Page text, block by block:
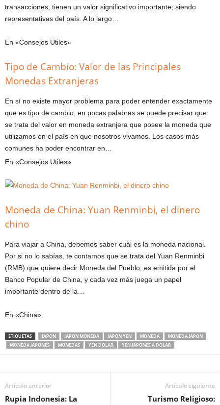
transacciones, tienen un valor significativo importante, siendo
representativas del país. A lo largo…
En «Consejos Utiles»
Tipo de Cambio: Valor de las Principales
Monedas Extranjeras
En sí no existe mayor problema para poder entender exactamente
que es tipo de cambio, en pocas palabras se puede precisar que
se trata del valor en moneda extranjera que posee la moneda que
utilizamos en el país en que nosotros vivamos. Los casos más
comunes ha poder encontrar en…
En «Consejos Utiles»
Moneda de China: Yuan Renminbi, el dinero
chino
Para viajar a China, debemos saber cuál es la moneda nacional.
Por si no lo sabías, te contamos que se trata del Yuan Renminbi
(RMB) que quiere decir Moneda del Pueblo, es emitida por el
Banco Popular de China, y cada vez más juega un papel
importante dentro de la…
En «China»
ETIQUETAS JAPON JAPON MONEDA JAPON YEN MONEDA
MONEDA JAPON
MONEDA JAPONES
MONEDAS YEN DOLAR YEN JAPONES A DOLAR
Artículo anterior
Rupia Indonesia: La
Artículo siguiente
Turismo Religioso: